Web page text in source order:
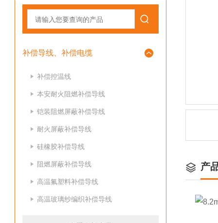
补偿导线、补偿电缆
补偿控温线
本安耐火阻燃补偿导线
铠装阻燃屏蔽补偿导线
耐火屏蔽补偿导线
硅橡胶补偿导线
阻燃屏蔽补偿导线
高温氟塑料补偿导线
高温玻璃纱编织补偿导线
产